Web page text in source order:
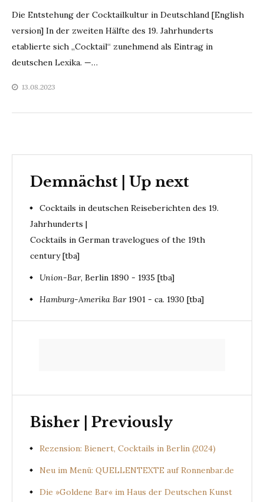
Die Entstehung der Cocktailkultur in Deutschland [English
version] In der zweiten Hälfte des 19. Jahrhunderts
etablierte sich „Cocktail“ zunehmend als Eintrag in
deutschen Lexika. —…
13.08.2023
Demnächst | Up next
Cocktails in deutschen Reiseberichten des 19.
Jahrhunderts |
Cocktails in German travelogues of the 19th
century [tba]
Union-Bar, Berlin 1890 - 1935 [tba]
Hamburg-Amerika Bar1901 - ca. 1930 [tba]
Bisher | Previously
Rezension: Bienert, Cocktails in Berlin (2024)
Neu im Menü: QUELLENTEXTE auf Ronnenbar.de
Die »Goldene Bar« im Haus der Deutschen Kunst